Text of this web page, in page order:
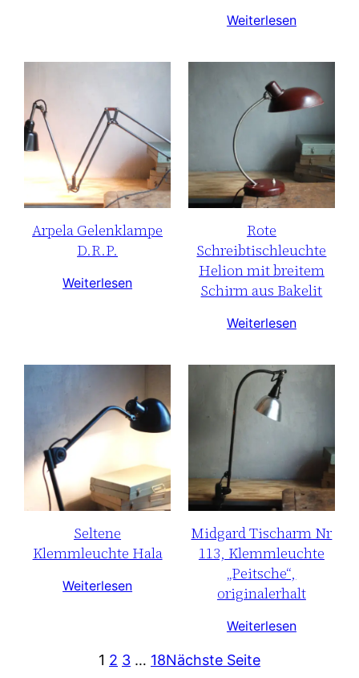
Weiterlesen
Arpela Gelenklampe
D.R.P.
Weiterlesen
Rote
Schreibtischleuchte
Helion mit breitem
Schirm aus Bakelit
Weiterlesen
Seltene
Klemmleuchte Hala
Weiterlesen
Midgard Tischarm Nr
113, Klemmleuchte
„Peitsche“,
originalerhalt
Weiterlesen
1 2 3 … 18Nächste Seite